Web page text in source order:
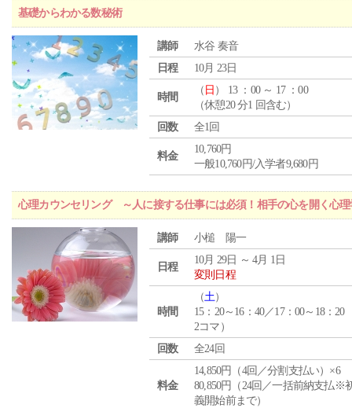
基礎からわかる数秘術
講師
水谷 奏音
日程
10月 23日
時間
（ 日 ） 13 ：00 ～ 17 ：00
（休憩20 分1 回含む）
回数
全1回
料金
10,760円
一般10,760円/入学者9,680円
心理カウンセリング ～人に接する仕事には必須！相手の心を開く心理
講師 小槌 陽一
日程
10月 29日 ～ 4月 1日
変則日程
時間
（土）
15：20～16：40／17：00～18：20
2コマ）
回数
全24回
料金
14,850円（4回／分割支払い）×6
80,850円（24回／一括前納支払※
義開始前まで）